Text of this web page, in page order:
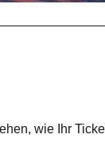
wie Ihr